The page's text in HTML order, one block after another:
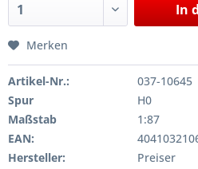
In
Merken
Artikel-Nr.:
037-10645
Spur
H0
Maßstab
1:87
EAN:
Hersteller:
Preiser